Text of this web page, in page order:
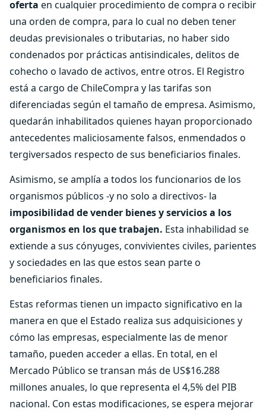
oferta en cualquier procedimiento de compra o recibir
una orden de compra, para lo cual no deben tener
deudas previsionales o tributarias, no haber sido
condenados por prácticas antisindicales, delitos de
cohecho o lavado de activos, entre otros. El Registro
está a cargo de ChileCompra y las tarifas son
diferenciadas según el tamaño de empresa. Asimismo,
quedarán inhabilitados quienes hayan proporcionado
antecedentes maliciosamente falsos, enmendados o
tergiversados respecto de sus beneficiarios finales.
Asimismo, se amplía a todos los funcionarios de los
organismos públicos -y no solo a directivos- la
imposibilidad de vender bienes y servicios a los
organismos en los que trabajen. Esta inhabilidad se
extiende a sus cónyuges, convivientes civiles, parientes
y sociedades en las que estos sean parte o
beneficiarios finales.
Estas reformas tienen un impacto significativo en la
manera en que el Estado realiza sus adquisiciones y
cómo las empresas, especialmente las de menor
tamaño, pueden acceder a ellas. En total, en el
Mercado Público se transan más de US$16.288
millones anuales, lo que representa el 4,5% del PIB
nacional. Con estas modificaciones, se espera mejorar